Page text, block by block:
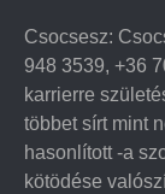
Csocsesz:
948 3539, +36
karrierre
többet sírt mint
hasonlított -a
kötödése